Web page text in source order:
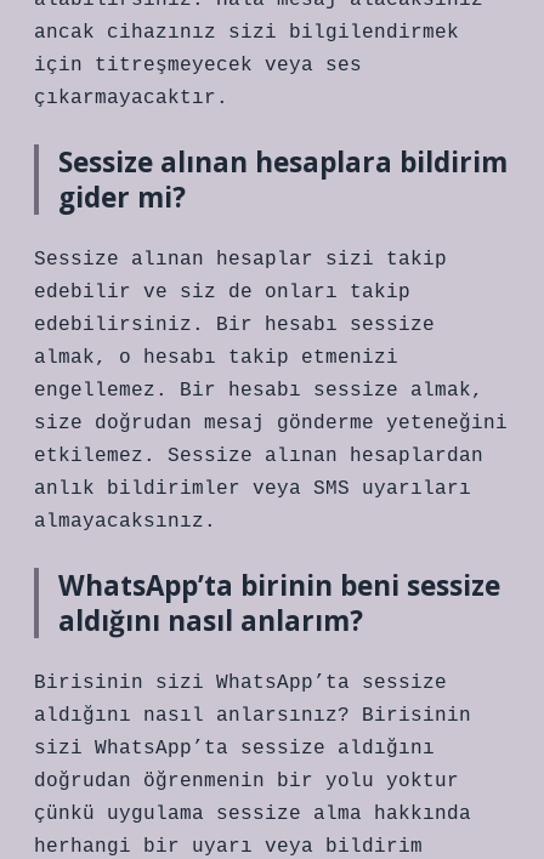
ancak cihazınız sizi bilgilendirmek
için titreşmeyecek veya ses
çıkarmayacaktır.
Sessize alınan hesaplara bildirim
gider mi?
Sessize alınan hesaplar sizi takip
edebilir ve siz de onları takip
edebilirsiniz. Bir hesabı sessize
almak, o hesabı takip etmenizi
engellemez. Bir hesabı sessize almak,
size doğrudan mesaj gönderme yeteneğini
etkilemez. Sessize alınan hesaplardan
anlık bildirimler veya SMS uyarıları
almayacaksınız.
WhatsApp’ta birinin beni sessize
aldığını nasıl anlarım?
Birisinin sizi WhatsApp’ta sessize
aldığını nasıl anlarsınız? Birisinin
sizi WhatsApp’ta sessize aldığını
doğrudan öğrenmenin bir yolu yoktur
çünkü uygulama sessize alma hakkında
herhangi bir uyarı veya bildirim